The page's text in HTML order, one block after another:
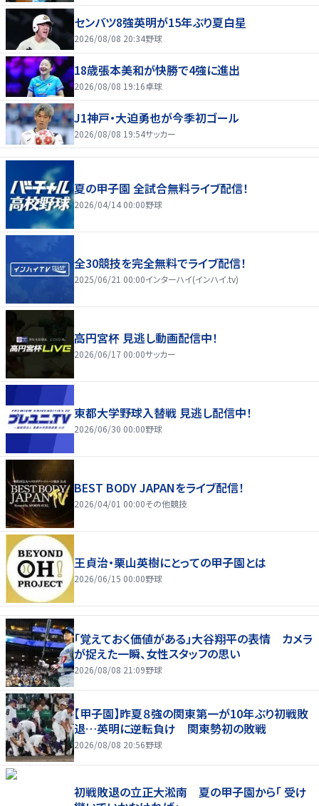
センバツ8強英明が15年ぶり夏白星
2026/08/08 20:34野球
18歳張本美和が快勝で4強に進出
2026/08/08 19:16卓球
J1神戸・大迫勇也が今季初ゴール
2026/08/08 19:54サッカー
夏の甲子園 全試合無料ライブ配信！
2026/04/14 00:00野球
全30競技を完全無料でライブ配信！
2025/06/21 00:00インターハイ(インハイ.tv)
高円宮杯 見逃し動画配信中！
2026/06/17 00:00サッカー
東都大学野球入替戦 見逃し配信中！
2026/06/30 00:00野球
BEST BODY JAPANをライブ配信！
2026/04/01 00:00その他競技
王貞治・栗山英樹にとっての甲子園とは
2026/06/15 00:00野球
「覚えておく価値がある」大谷翔平の表情 カメラ
が捉えた一瞬、女性スタッフの思い
2026/08/08 21:09野球
【甲子園】昨夏８強の関東第一が10年ぶり初戦敗
退…英明に逆転負け 関東勢初の敗戦
2026/08/08 20:56野球
初戦敗退の立正大淞南 夏の甲子園から「 受け